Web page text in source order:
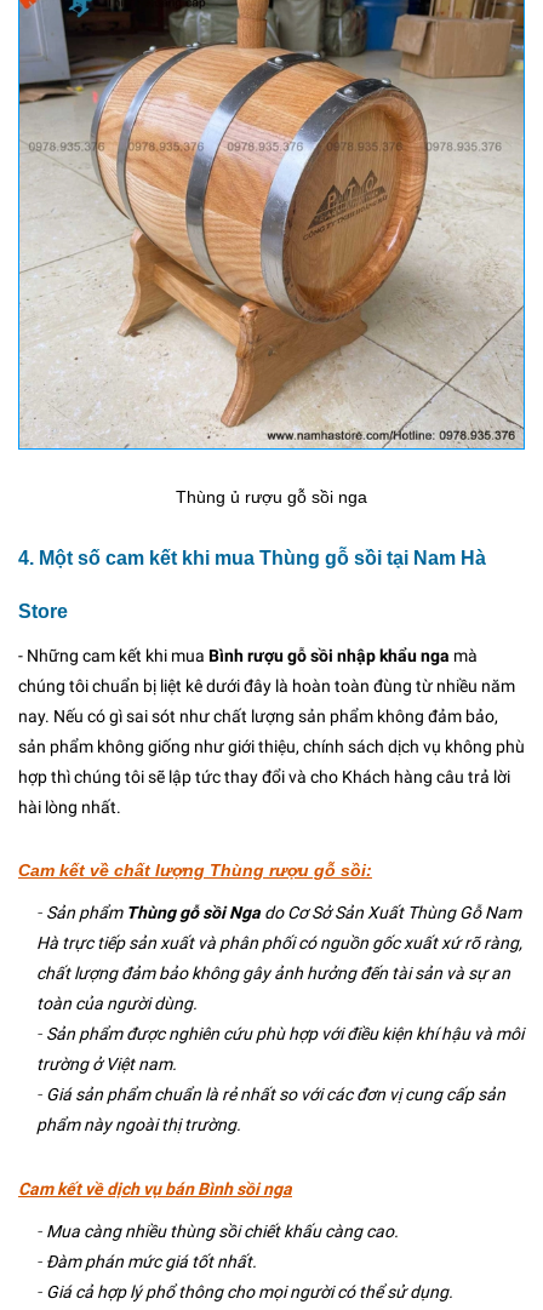
Thùng ủ rượu gỗ sồi nga
4. Một số cam kết khi mua Thùng gỗ sồi tại Nam Hà
Store
- Những cam kết khi mua Bình rượu gỗ sồi nhập khẩu nga mà
chúng tôi chuẩn bị liệt kê dưới đây là hoàn toàn đùng từ nhiều năm
nay. Nếu có gì sai sót như chất lượng sản phẩm không đảm bảo,
sản phẩm không giống như giới thiệu, chính sách dịch vụ không phù
hợp thì chúng tôi sẽ lập tức thay đổi và cho Khách hàng câu trả lời
hài lòng nhất.
Cam kết về chất lượng Thùng rượu gỗ sồi:
- Sản phẩm Thùng gỗ sồi Nga do Cơ Sở Sản Xuất Thùng Gỗ Nam
Hà trực tiếp sản xuất và phân phối có nguồn gốc xuất xứ rõ ràng,
chất lượng đảm bảo không gây ảnh hưởng đến tài sản và sự an
toàn của người dùng.
- Sản phẩm được nghiên cứu phù hợp với điều kiện khí hậu và môi
trường ở Việt nam.
- Giá sản phẩm chuẩn là rẻ nhất so với các đơn vị cung cấp sản
phẩm này ngoài thị trường.
Cam kết về dịch vụ bán Bình sồi nga
- Mua càng nhiều thùng sồi chiết khấu càng cao.
- Đàm phán mức giá tốt nhất.
- Giá cả hợp lý phổ thông cho mọi người có thể sử dụng.